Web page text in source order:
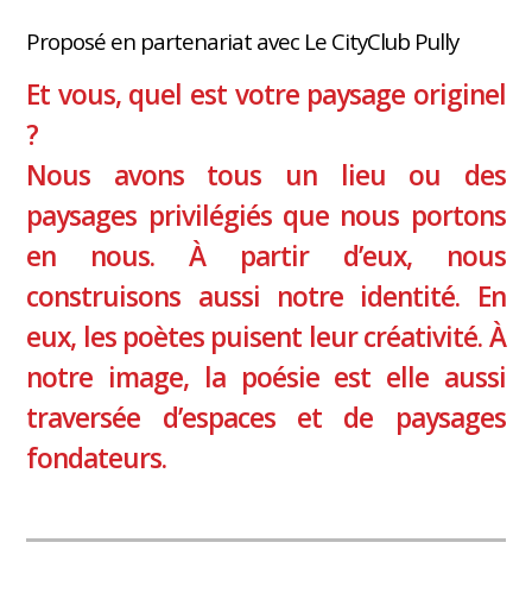
Proposé en partenariat avec Le CityClub Pully
Et vous, quel est votre paysage originel
?
Nous avons tous un lieu ou des
paysages privilégiés que nous portons
en nous. À partir d’eux, nous
construisons aussi notre identité. En
eux, les poètes puisent leur créativité. À
notre image, la poésie est elle aussi
traversée d’espaces et de paysages
fondateurs.